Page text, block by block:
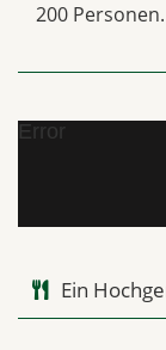
200 Personen.
Error
Ein